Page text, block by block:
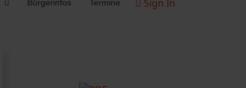
Bürgerinfos Termine Sign In